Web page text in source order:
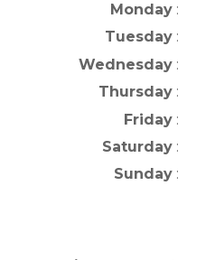
Monday :
Tuesday :
Wednesday :
Thursday :
Friday :
Saturday :
Sunday :